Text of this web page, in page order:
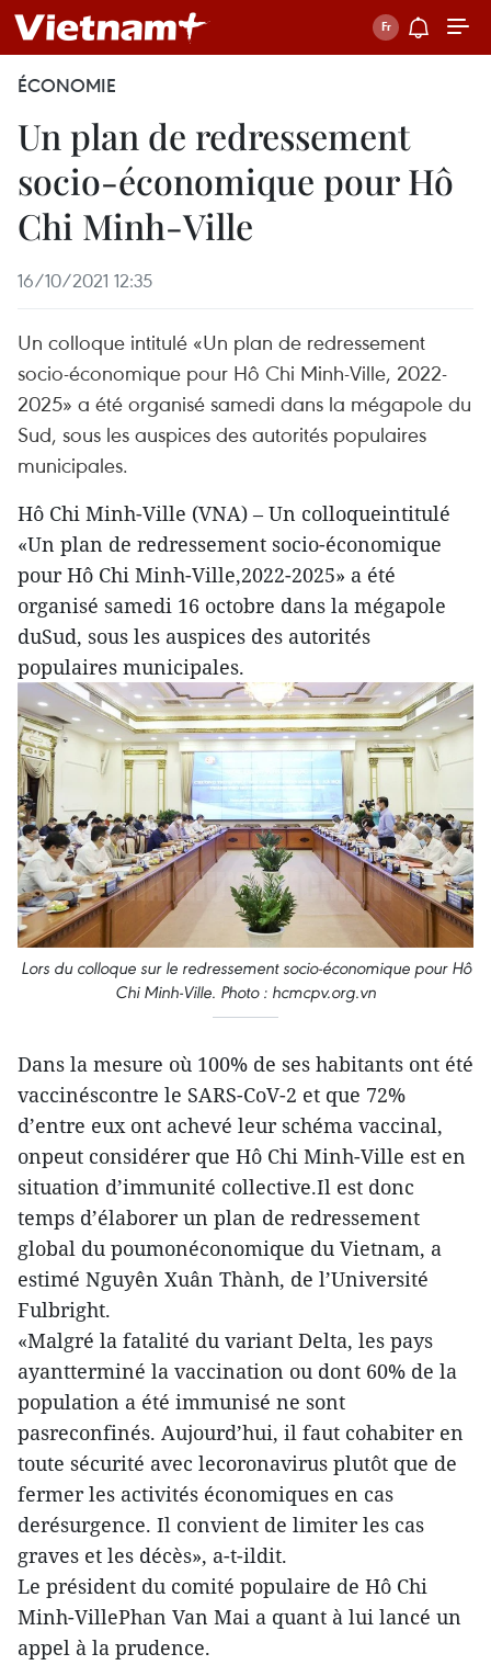
ÉCONOMIE
Un plan de redressement
socio-économique pour Hô
Chi Minh-Ville
16/10/2021 12:35
Un colloque intitulé «Un plan de redressement
socio-économique pour Hô Chi Minh-Ville, 2022-
2025» a été organisé samedi dans la mégapole du
Sud, sous les auspices des autorités populaires
municipales.
Hô Chi Minh-Ville (VNA) – Un colloqueintitulé
«Un plan de redressement socio-économique
pour Hô Chi Minh-Ville,2022-2025» a été
organisé samedi 16 octobre dans la mégapole
duSud, sous les auspices des autorités
populaires municipales.
Lors du colloque sur le redressement socio-économique pour Hô
Chi Minh-Ville. Photo : hcmcpv.org.vn
Dans la mesure où 100% de ses habitants ont été
vaccinéscontre le SARS-CoV-2 et que 72%
d’entre eux ont achevé leur schéma vaccinal,
onpeut considérer que Hô Chi Minh-Ville est en
situation d’immunité collective.Il est donc
temps d’élaborer un plan de redressement
global du poumonéconomique du Vietnam, a
estimé Nguyên Xuân Thành, de l’Université
Fulbright.
«Malgré la fatalité du variant Delta, les pays
ayantterminé la vaccination ou dont 60% de la
population a été immunisé ne sont
pasreconfinés. Aujourd’hui, il faut cohabiter en
toute sécurité avec lecoronavirus plutôt que de
fermer les activités économiques en cas
derésurgence. Il convient de limiter les cas
graves et les décès», a-t-ildit.
Le président du comité populaire de Hô Chi
Minh-VillePhan Van Mai a quant à lui lancé un
appel à la prudence.